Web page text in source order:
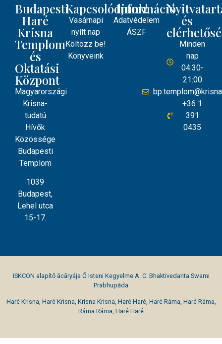
Budapesti
Haré
Krisna
Templom
és
Oktatási
Központ
Magyarországi
Krisna-
tudatú
Hívők
Közössége
Budapesti
Templom
1039
Budapest,
Lehel utca
15-17.
Kapcsolódjunk!
Vasárnapi
nyílt nap
Költözz be!
Könyveink
Információ
Adatvédelem
ÁSZF
és
Minden
nap
04:30-
21:00
+36 1
391
0435
ISKCON alapítő ācāryája Ő Isteni Kegyelme A. C. Bhaktivedanta Swami
Prabhupāda
Haré Krisna, Haré Krisna, Krisna Krisna, Haré Haré, Haré Ráma, Haré Ráma,
Ráma Ráma, Haré Haré